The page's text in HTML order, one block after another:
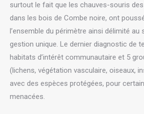
surtout le fait que les chauves-souris
dans les bois de Combe noire, ont
l’ensemble du périmètre ainsi délimité au
gestion unique. Le dernier diagnostic de
habitats d’intérêt communautaire et 5
(lichens, végétation vasculaire, oiseaux,
avec des espèces protégées, pour
menacées.